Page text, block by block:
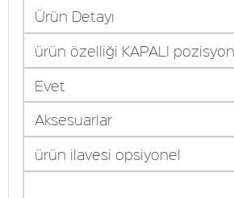
Ürün Detayı
ürün özelliği KAPALI
Evet
Aksesuarlar
ürün ilavesi opsiyonel